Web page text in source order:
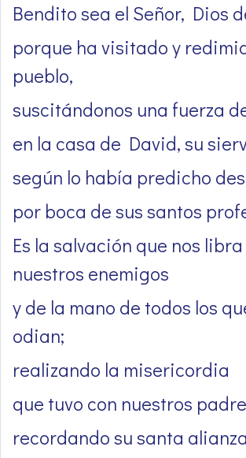
Bendito sea el Señor, Dios
porque ha visitado y
pueblo,
suscitándonos una fuerza
en la casa de David, su
según lo había predicho
por boca de sus santos
Es la salvación que nos
nuestros enemigos
y de la mano de todos los
odian;
realizando la misericordia
que tuvo con nuestros
recordando su santa alianza